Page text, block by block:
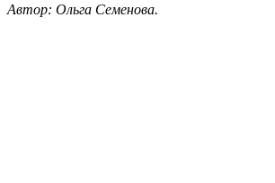
Автор: Ольга Семенова.